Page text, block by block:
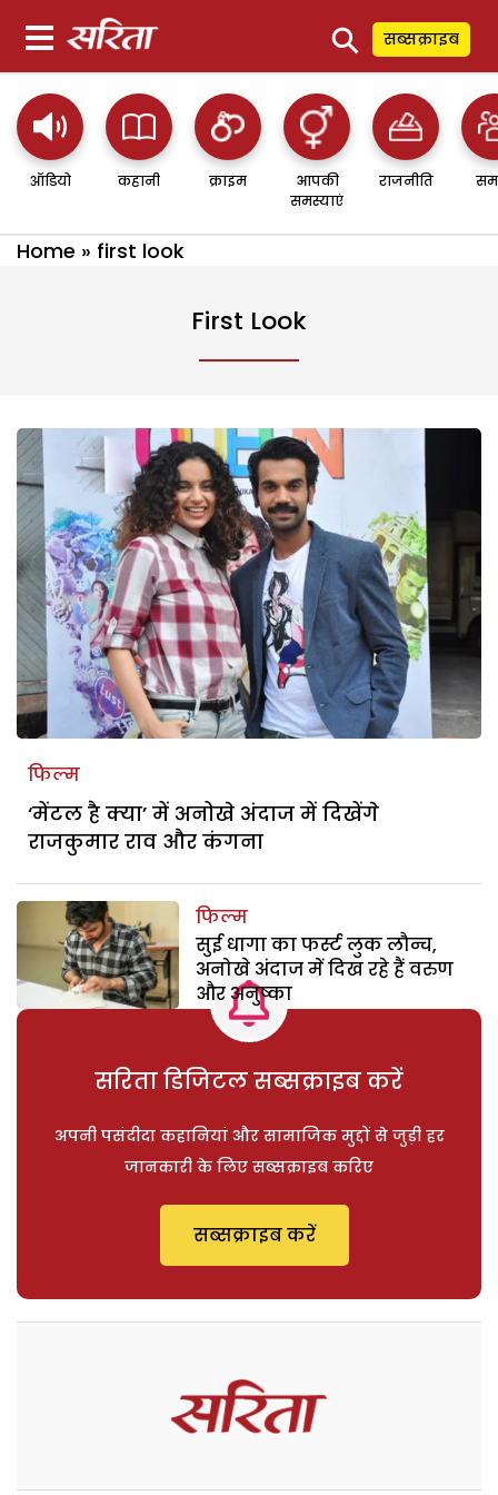
⚲ सब्सक्राइब
ऑडियो कहानी क्राइम
आपकी
समस्याएं
राजनीति
Home » first look
First Look
फिल्म
‘मेंटल है क्या’ में अनोखे अंदाज में दिखेंगे
राजकुमार राव और कंगना
फिल्म
सुई धागा का फर्स्ट लुक लौन्च,
अनोखे अंदाज में दिख रहे हैं वरुण
और अनुष्का
सरिता डिजिटल सब्सक्राइब करें
अपनी पसंदीदा कहानियां और सामाजिक मुद्दों से जुड़ी हर
जानकारी के लिए सब्सक्राइब करिए
सब्सक्राइब करें